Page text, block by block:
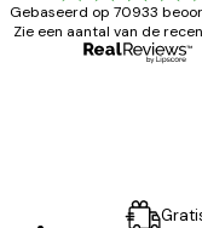
Gebaseerd op 70933
Zie een aantal van de